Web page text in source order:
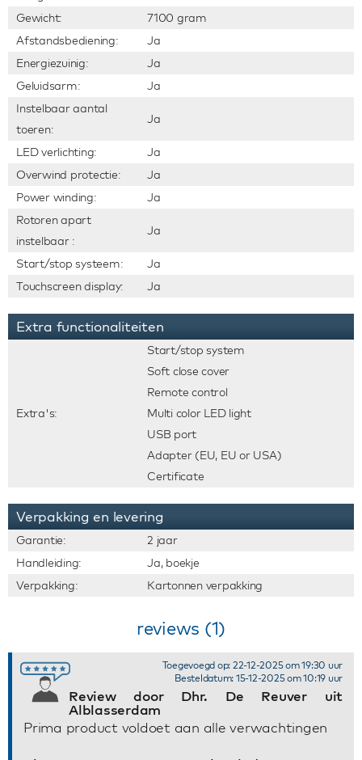
Gewicht:
7100 gram
Afstandsbediening:
Ja
Energiezuinig:
Ja
Geluidsarm:
Ja
Instelbaar aantal
toeren:
Ja
LED verlichting:
Ja
Overwind protectie:
Ja
Power winding:
Ja
Rotoren apart
instelbaar :
Ja
Start/stop systeem:
Ja
Touchscreen display:
Ja
Extra functionaliteiten
Extra's:
Start/stop system
Soft close cover
Remote control
Multi color LED light
USB port
Adapter (EU, EU or USA)
Certificate
Verpakking en levering
Garantie:
2 jaar
Handleiding:
Ja, boekje
Verpakking:
Kartonnen verpakking
reviews (1)
Review door Dhr. De Reuver uit
Alblasserdam
Toegevoegd op: 22-12-2025 om 19:30 uur
Besteldatum: 15-12-2025 om 10:19 uur
Prima product voldoet aan alle verwachtingen